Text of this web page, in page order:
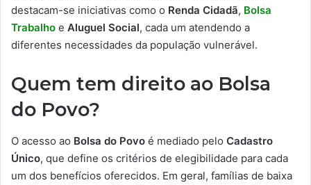
destacam-se iniciativas como o Renda Cidadã, Bolsa
Trabalho e Aluguel Social, cada um atendendo a
diferentes necessidades da população vulnerável.
Quem tem direito ao Bolsa
do Povo?
O acesso ao Bolsa do Povo é mediado pelo Cadastro
Único, que define os critérios de elegibilidade para cada
um dos benefícios oferecidos. Em geral, famílias de baixa